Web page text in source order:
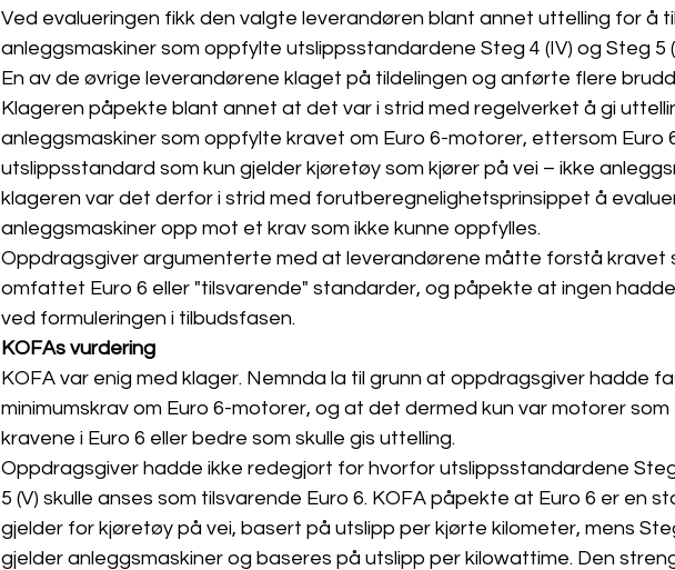
Ved evalueringen fikk den valgte leverandøren blant annet uttelling for å
anleggsmaskiner som oppfylte utslippsstandardene Steg 4 (IV) og Steg 5
En av de øvrige leverandørene klaget på tildelingen og anførte flere
Klageren påpekte blant annet at det var i strid med regelverket å gi
anleggsmaskiner som oppfylte kravet om Euro 6-motorer, ettersom Euro
utslippsstandard som kun gjelder kjøretøy som kjører på vei – ikke
klageren var det derfor i strid med forutberegnelighetsprinsippet å
anleggsmaskiner opp mot et krav som ikke kunne oppfylles.
Oppdragsgiver argumenterte med at leverandørene måtte forstå kravet
omfattet Euro 6 eller "tilsvarende" standarder, og påpekte at ingen
ved formuleringen i tilbudsfasen.
KOFAs vurdering
KOFA var enig med klager. Nemnda la til grunn at oppdragsgiver hadde
minimumskrav om Euro 6-motorer, og at det dermed kun var motorer
kravene i Euro 6 eller bedre som skulle gis uttelling.
Oppdragsgiver hadde ikke redegjort for hvorfor utslippsstandardene
5 (V) skulle anses som tilsvarende Euro 6. KOFA påpekte at Euro 6 er en
gjelder for kjøretøy på vei, basert på utslipp per kjørte kilometer, mens
gjelder anleggsmaskiner og baseres på utslipp per kilowattime. Den